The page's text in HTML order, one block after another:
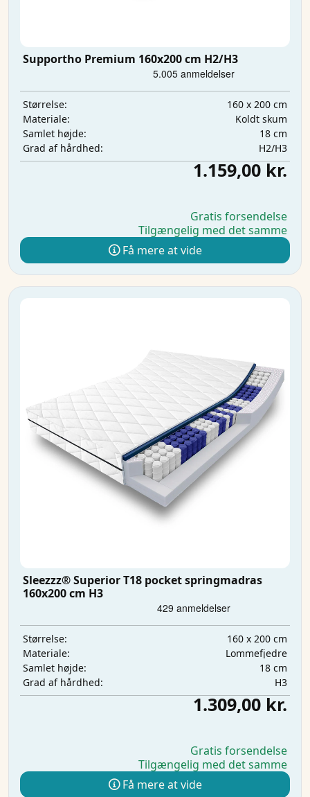
Supportho Premium 160x200 cm H2/H3
Størrelse:
160 x 200 cm
Materiale:
Koldt skum
Samlet højde:
18 cm
Grad af hårdhed:
H2/H3
1.159,00 kr.
Gratis forsendelse
Tilgængelig med det samme
Få mere at vide
Sleezzz® Superior T18 pocket springmadras
160x200 cm H3
Størrelse:
160 x 200 cm
Materiale:
Lommefjedre
Samlet højde:
18 cm
Grad af hårdhed:
H3
1.309,00 kr.
Gratis forsendelse
Tilgængelig med det samme
Få mere at vide